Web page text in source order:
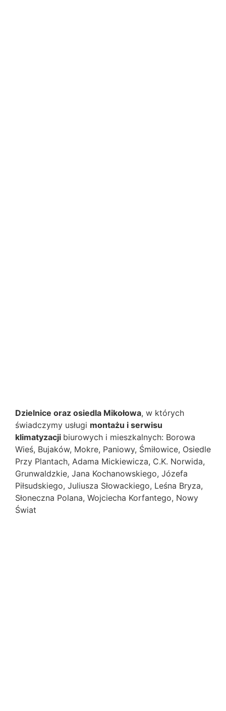
Dzielnice oraz osiedla Mikołowa, w których
świadczymy usługi montażu i serwisu
klimatyzacji biurowych i mieszkalnych: Borowa
Wieś, Bujaków, Mokre, Paniowy, Śmiłowice, Osiedle
Przy Plantach, Adama Mickiewicza, C.K. Norwida,
Grunwaldzkie, Jana Kochanowskiego, Józefa
Piłsudskiego, Juliusza Słowackiego, Leśna Bryza,
Słoneczna Polana, Wojciecha Korfantego, Nowy
Świat